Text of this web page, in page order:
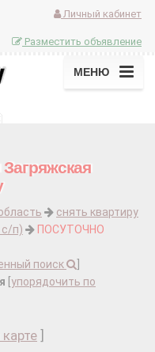
Личный кабинет
Разместить объявление
МЕНЮ
снять квартиру
с/п)
ПОСУТОЧНО
поиск
упорядочить по